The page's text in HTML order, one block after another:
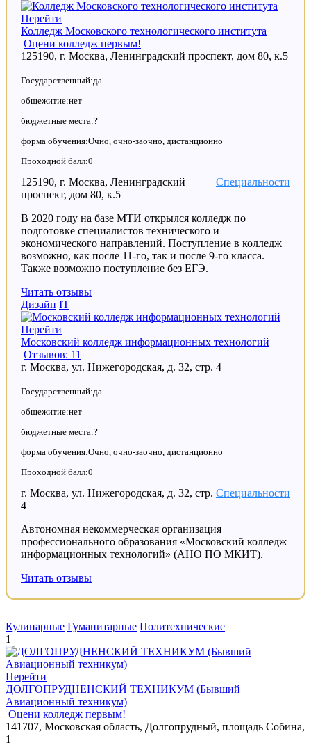
Перейти
Колледж Московского технологического института
Оцени колледж первым!
125190, г. Москва, Ленинградский проспект, дом 80, к.5
Государственный:да
общежитие:нет
бюджетные места:?
форма обучения:Очно, очно-заочно, дистанционно
Проходной балл:0
Специальности
125190, г. Москва, Ленинградский
проспект, дом 80, к.5
В 2020 году на базе МТИ открылся колледж по
подготовке специалистов технического и
экономического направлений. Поступление в колледж
возможно, как после 11-го, так и после 9-го класса.
Также возможно поступление без ЕГЭ.
Читать отзывы
Дизайн IT
Перейти
Московский колледж информационных технологий
Отзывов: 11
г. Москва, ул. Нижегородская, д. 32, стр. 4
Государственный:да
общежитие:нет
бюджетные места:?
форма обучения:Очно, очно-заочно, дистанционно
Проходной балл:0
Специальности
г. Москва, ул. Нижегородская, д. 32, стр.
4
Автономная некоммерческая организация
профессионального образования «Московский колледж
информационных технологий» (АНО ПО МКИТ).
Читать отзывы
Кулинарные Гуманитарные Политехнические
1
Перейти
ДОЛГОПРУДНЕНСКИЙ ТЕХНИКУМ (Бывший
Авиационный техникум)
Оцени колледж первым!
141707, Московская область, Долгопрудный, площадь Собина,
1